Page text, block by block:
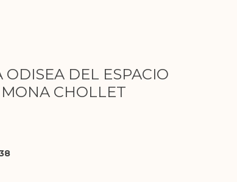
ODISEA DEL ESPACIO
CHOLLET